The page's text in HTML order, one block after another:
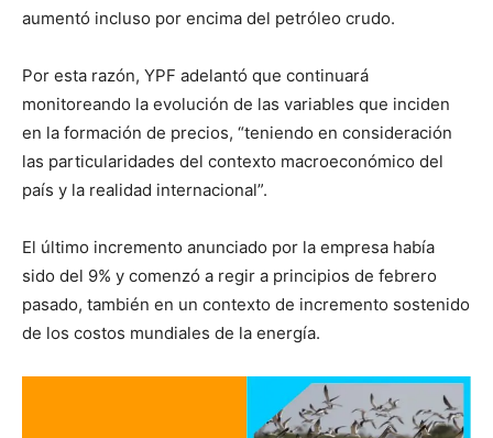
aumentó incluso por encima del petróleo crudo.
Por esta razón, YPF adelantó que continuará
monitoreando la evolución de las variables que inciden
en la formación de precios, “teniendo en consideración
las particularidades del contexto macroeconómico del
país y la realidad internacional”.
El último incremento anunciado por la empresa había
sido del 9% y comenzó a regir a principios de febrero
pasado, también en un contexto de incremento sostenido
de los costos mundiales de la energía.